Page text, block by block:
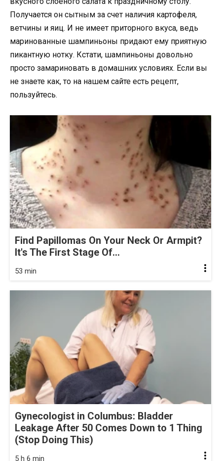
Получается он сытным за счет наличия картофеля,
ветчины и яиц. И не имеет приторного вкуса, ведь
маринованные шампиньоны придают ему приятную
пикантную нотку. Кстати, шампиньоны довольно
просто замариновать в домашних условиях. Если вы
не знаете как, то на нашем сайте есть рецепт,
пользуйтесь.
Find Papillomas On Your Neck Or Armpit?
It's The First Stage Of...
53 min
Gynecologist in Columbus: Bladder
Leakage After 50 Comes Down to 1 Thing
(Stop Doing This)
5 h 6 min